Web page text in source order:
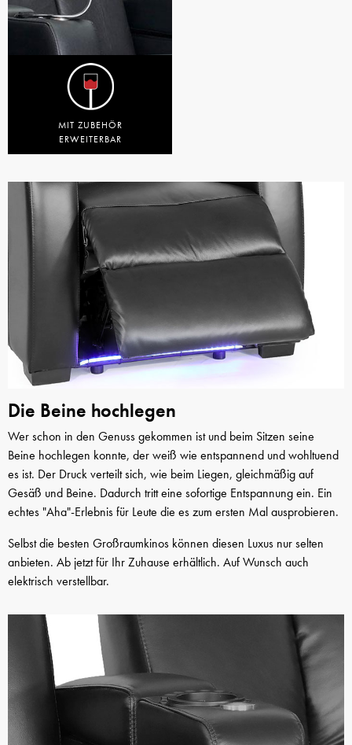
MIT ZUBEHÖR
ERWEITERBAR
Die Beine hochlegen
Wer schon in den Genuss gekommen ist und beim Sitzen seine
Beine hochlegen konnte, der weiß wie entspannend und wohltuend
es ist. Der Druck verteilt sich, wie beim Liegen, gleichmäßig auf
Gesäß und Beine. Dadurch tritt eine sofortige Entspannung ein. Ein
echtes "Aha"-Erlebnis für Leute die es zum ersten Mal ausprobieren.
Selbst die besten Großraumkinos können diesen Luxus nur selten
anbieten. Ab jetzt für Ihr Zuhause erhältlich. Auf Wunsch auch
elektrisch verstellbar.